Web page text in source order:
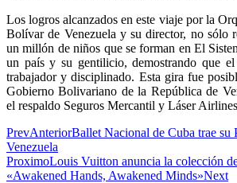
Los logros alcanzados en este viaje por la
Bolívar de Venezuela y su director, no sólo
un millón de niños que se forman en El
un país y su gentilicio, demostrando que el
trabajador y disciplinado. Esta gira fue
Gobierno Bolivariano de la República de
el respaldo Seguros Mercantil y Láser
PrevAnteriorBallet Nacional de Cuba trae su
Venezuela
ProximoLouis Vuitton anuncia la colección
«Awakened Hands, Awakened Minds»Next